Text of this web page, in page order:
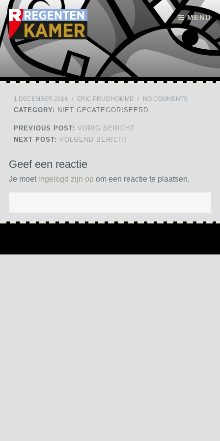
MENU
Skip to content
1 DECEMBER 2014 / ERIC PRUD'HOMME / NO COMMENTS
CATEGORY: NIET GECATEGORISEERD
PREVIOUS POST: VORIG BERICHT
NEXT POST: VOLGEND BERICHT
Geef een reactie
Je moet ingelogd zijn op om een reactie te plaatsen.